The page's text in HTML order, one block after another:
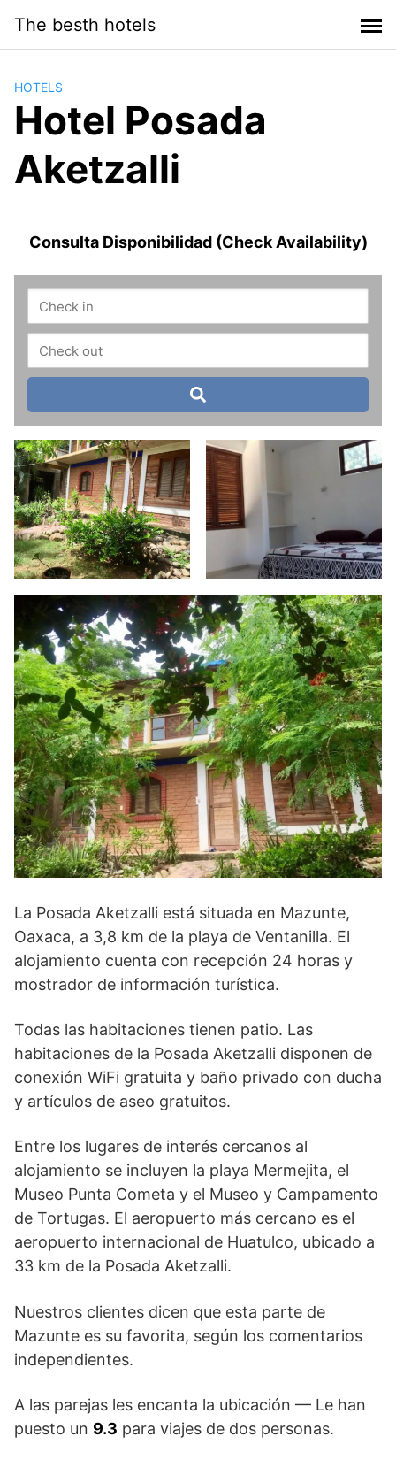
contenido
The besth hotels
HOTELS
Hotel Posada
Aketzalli
Consulta Disponibilidad (Check Availability)
La Posada Aketzalli está situada en Mazunte,
Oaxaca, a 3,8 km de la playa de Ventanilla. El
alojamiento cuenta con recepción 24 horas y
mostrador de información turística.
Todas las habitaciones tienen patio. Las
habitaciones de la Posada Aketzalli disponen de
conexión WiFi gratuita y baño privado con ducha
y artículos de aseo gratuitos.
Entre los lugares de interés cercanos al
alojamiento se incluyen la playa Mermejita, el
Museo Punta Cometa y el Museo y Campamento
de Tortugas. El aeropuerto más cercano es el
aeropuerto internacional de Huatulco, ubicado a
33 km de la Posada Aketzalli.
Nuestros clientes dicen que esta parte de
Mazunte es su favorita, según los comentarios
independientes.
A las parejas les encanta la ubicación — Le han
puesto un 9.3 para viajes de dos personas.